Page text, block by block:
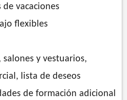
vacaciones
flexibles
y vestuarios,
lista de deseos
de formación adicional